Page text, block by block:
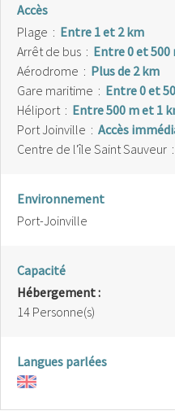
Accès
Plage : Entre 1 et 2 km
Arrêt de bus : Entre 0 et 500
Aérodrome : Plus de 2 km
Gare maritime : Entre 0 et
Héliport : Entre 500 m et 1
Port Joinville : Accès
Centre de l'île Saint Sauveur :
Environnement
Port-Joinville
Capacité
Hébergement :
14 Personne(s)
Langues parlées